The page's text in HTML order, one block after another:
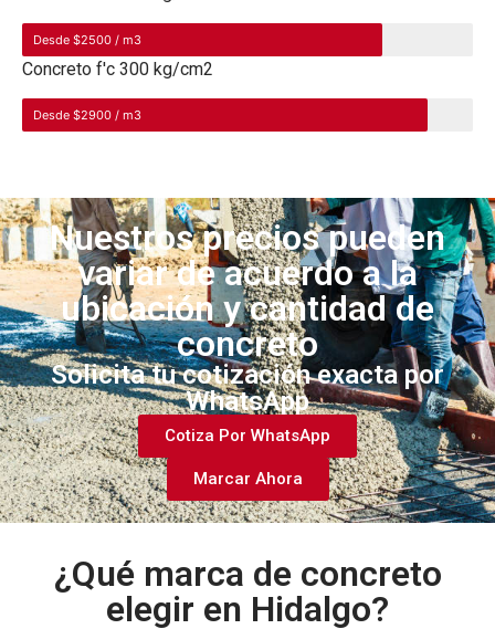
Desde $2500 / m3
Concreto f'c 300 kg/cm2
Desde $2900 / m3
Nuestros precios pueden
variar de acuerdo a la
ubicación y cantidad de
concreto
Solicita tu cotización exacta por
WhatsApp
Cotiza Por WhatsApp
Marcar Ahora
¿Qué marca de concreto
elegir en Hidalgo?